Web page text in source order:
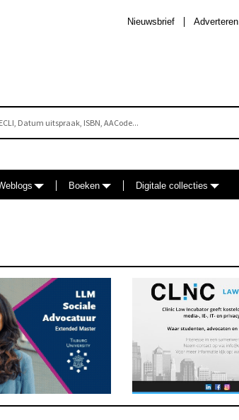
Adverteren
Nieuwsbrief
Boeken Digitale collecties